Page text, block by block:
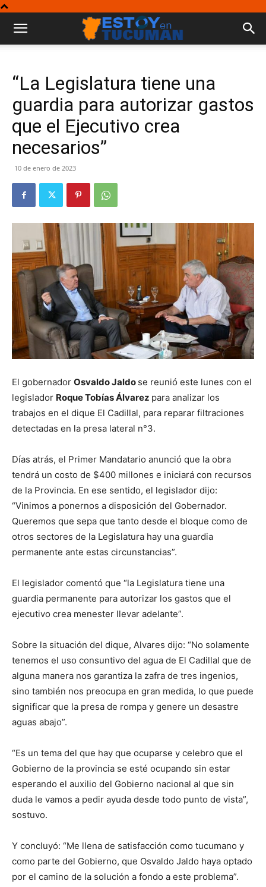
“La Legislatura tiene una
guardia para autorizar gastos
que el Ejecutivo crea
necesarios”
10 de enero de 2023
El gobernador Osvaldo Jaldo se reunió este lunes con el
legislador Roque Tobías Álvarez para analizar los
trabajos en el dique El Cadillal, para reparar filtraciones
detectadas en la presa lateral n°3.
Días atrás, el Primer Mandatario anunció que la obra
tendrá un costo de $400 millones e iniciará con recursos
de la Provincia. En ese sentido, el legislador dijo:
“Vinimos a ponernos a disposición del Gobernador.
Queremos que sepa que tanto desde el bloque como de
otros sectores de la Legislatura hay una guardia
permanente ante estas circunstancias”.
El legislador comentó que “la Legislatura tiene una
guardia permanente para autorizar los gastos que el
ejecutivo crea menester llevar adelante”.
Sobre la situación del dique, Alvares dijo: “No solamente
tenemos el uso consuntivo del agua de El Cadillal que de
alguna manera nos garantiza la zafra de tres ingenios,
sino también nos preocupa en gran medida, lo que puede
significar que la presa de rompa y genere un desastre
aguas abajo”.
“Es un tema del que hay que ocuparse y celebro que el
Gobierno de la provincia se esté ocupando sin estar
esperando el auxilio del Gobierno nacional al que sin
duda le vamos a pedir ayuda desde todo punto de vista”,
sostuvo.
Y concluyó: “Me llena de satisfacción como tucumano y
como parte del Gobierno, que Osvaldo Jaldo haya optado
por el camino de la solución a fondo a este problema”.